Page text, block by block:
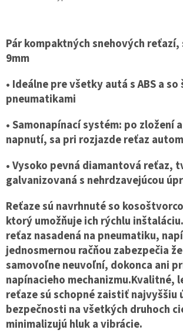
Pár kompaktných snehových reťazí,
9mm
• Ideálne pre všetky autá s ABS a
pneumatikami
• Samonapínací systém: po zložení
napnutí, sa pri rozjazde reťaz
• Vysoko pevná diamantová reťaz,
galvanizovaná s nehrdzavejúcou
Reťaze sú navrhnuté so
ktorý umožňuje ich rýchlu
reťaz nasadená na pneumatiku,
jednosmernou račňou zabezpečia
samovoľne neuvoľní, dokonca ani
napínacieho mechanizmu.Kvalitné,
reťaze sú schopné zaistiť najvyššiu
bezpečnosti na všetkých druhoch
minimalizujú hluk a vibrácie.